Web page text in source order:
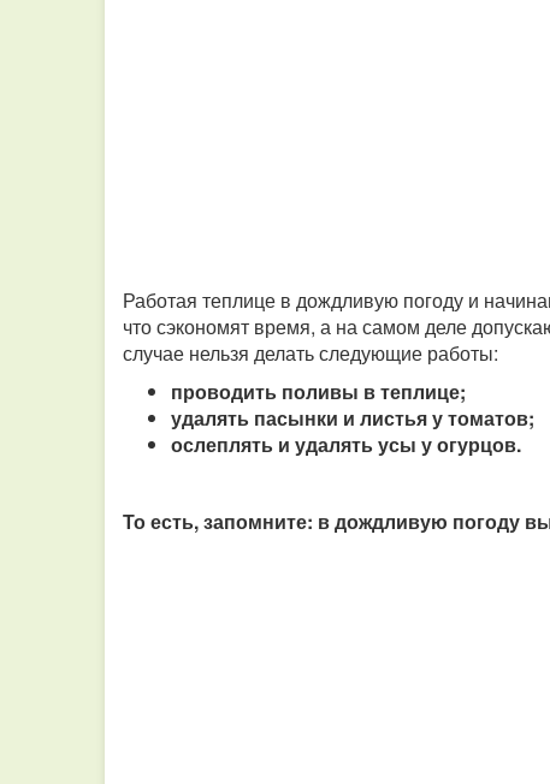
Работая теплице в дождливую погоду и
что сэкономят время, а на самом деле
случае нельзя делать следующие работы:
проводить поливы в теплице;
удалять пасынки и листья у томатов;
ослеплять и удалять усы у огурцов.
То есть, запомните: в дождливую погоду